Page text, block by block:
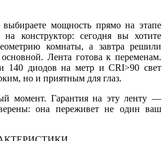
мощность прямо на этапе
конструктор: сегодня вы хотите
комнаты, а завтра решили
основной. Лента готова к переменам.
140 диодов на метр и CRI>90 свет
но и приятным для глаз.
момент. Гарантия на эту ленту —
она переживет не один ваш